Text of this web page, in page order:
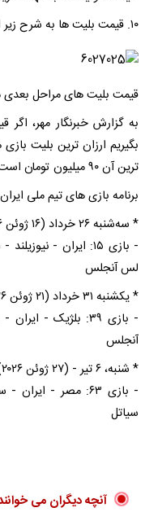
۱۰. قیمت بلیت ها به شرح زیر است:
قیمت بلیت های مراحل بعدی
ترین آن ۹۰ میلیون تومان است.
برنامه بازی های تیم ملی ایران
* سه‌شنبه ۲۶ خرداد (۱۶ ژوئن ۲۰۲۶)
لس آنجلس
* یکشنبه ۳۱ خرداد (۲۱ ژوئن ۲۰۲۶)
آنجلس
* شنبه، ۶ تیر - (۲۷ ژوئن ۲۰۲۶)
سیاتل
آنچه دیگران می